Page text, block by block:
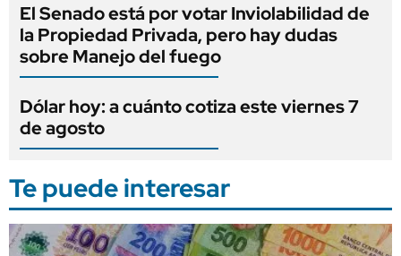
El Senado está por votar Inviolabilidad de
la Propiedad Privada, pero hay dudas
sobre Manejo del fuego
Dólar hoy: a cuánto cotiza este viernes 7
de agosto
Te puede interesar